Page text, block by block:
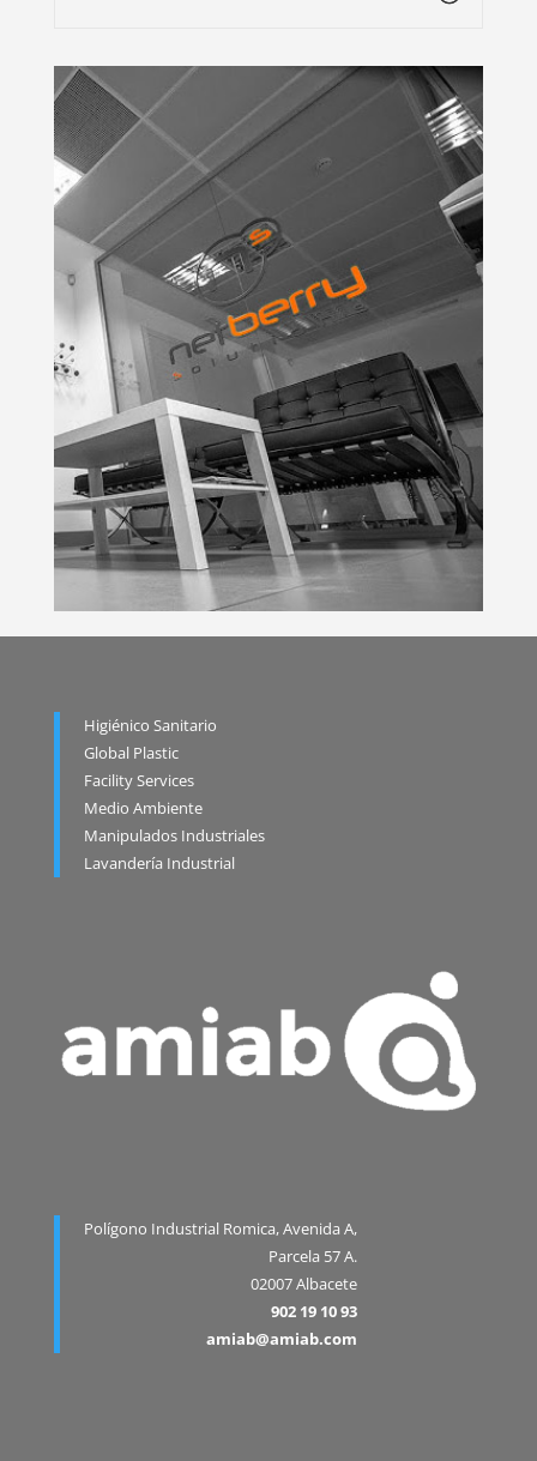
Higiénico Sanitario
Global Plastic
Facility Services
Medio Ambiente
Manipulados Industriales
Lavandería Industrial
Polígono Industrial Romica, Avenida A,
Parcela 57 A.
02007 Albacete
902 19 10 93
amiab@amiab.com